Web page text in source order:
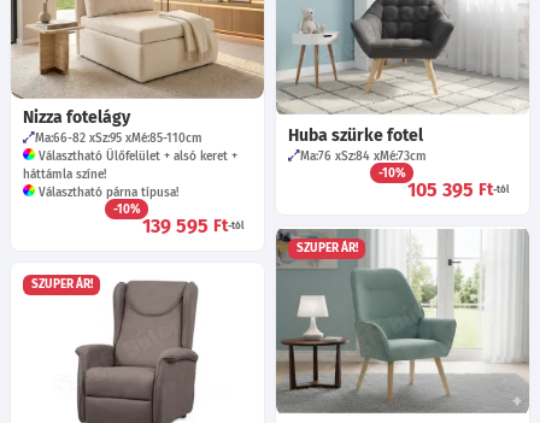
Nizza fotelágy
Ma:66-82 Sz:95 Mé:85-110cm
Választható Ülőfelület + alsó keret +
háttámla színe!
Választható párna típusa!
-10%
139 595 Ft-tól
Huba szürke fotel
Ma:76 Sz:84 Mé:73cm
-10%
105 395 Ft-tól
SZUPER ÁR!
SZUPER ÁR!